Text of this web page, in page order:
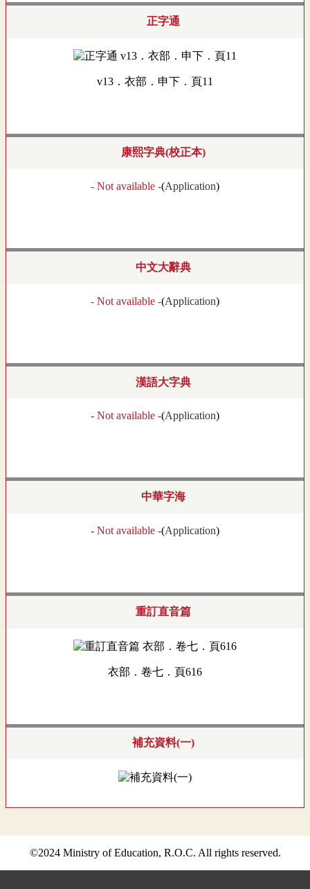
正字通
v13．衣部．申下．頁11
康熙字典(校正本)
- Not available -(Application)
中文大辭典
- Not available -(Application)
漢語大字典
- Not available -(Application)
中華字海
- Not available -(Application)
重訂直音篇
衣部．卷七．頁616
補充資料(一)
©2024 Ministry of Education, R.O.C. All rights reserved.